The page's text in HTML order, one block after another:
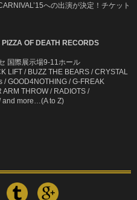
への出演が決定！チケット
OF DEATH RECORDS
国際展示場9-11ホール
LIFT / BUZZ THE BEARS / CRYSTAL
GOOD4NOTHING / G-FREAK
ARM THROW / RADIOTS /
and more…(A to Z)